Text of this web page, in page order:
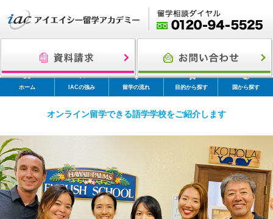
ホーム IACの強み 留学の流れ 目的から探す 国から探す
オンライン留学できる語学学校をご紹介します